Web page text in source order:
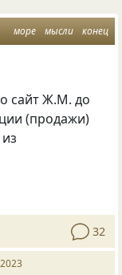
море мысли конец
сайт Ж.М. до
(продажи)
32